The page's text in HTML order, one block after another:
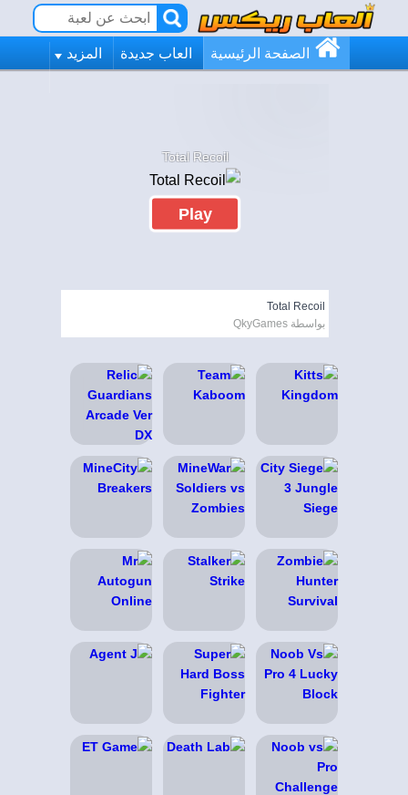
الصفحة الرئيسية العاب جديدة المزيد
Total Recoil
Play
Total Recoil
بواسطة QkyGames